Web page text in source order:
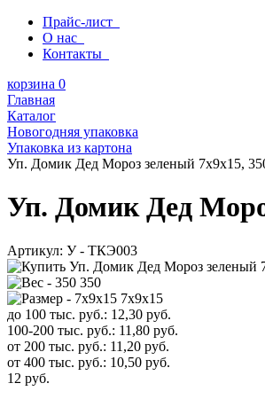
Прайс-лист
О нас
Контакты
корзина 0
Главная
Каталог
Новогодняя упаковка
Упаковка из картона
Уп. Домик Дед Мороз зеленый 7х9х15,
Уп. Домик Дед
Артикул: У - ТКЭ003
350
7х9х15
до 100 тыс. руб.: 12,30 руб.
100-200 тыс. руб.: 11,80 руб.
от 200 тыс. руб.: 11,20 руб.
от 400 тыс. руб.: 10,50 руб.
12 руб.